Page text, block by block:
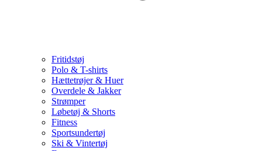
Fritidstøj
Polo & T-shirts
Hættetrøjer & Huer
Overdele & Jakker
Strømper
Løbetøj & Shorts
Fitness
Sportsundertøj
Ski & Vintertøj